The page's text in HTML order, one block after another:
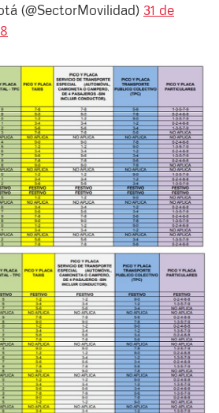
(@SectorMovilidad) 31 de